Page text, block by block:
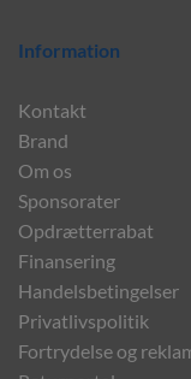
Information
Kontakt
Brand
Om os
Sponsorater
Opdrætterrabat
Finansering
Handelsbetingelser
Privatlivspolitik
Fortrydelse og